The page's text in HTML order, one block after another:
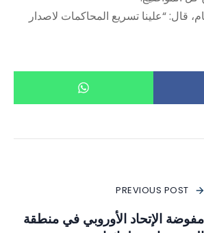
قال: “علينا تسريع المحاكمات لاصدار
PREVIOUS POST
مفوضة الإتحاد الأوروبي في منطقة